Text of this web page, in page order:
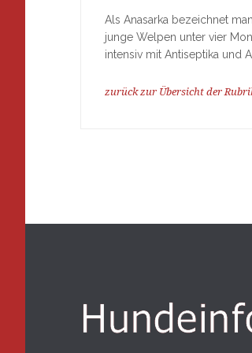
Als Anasarka bezeichnet
junge Welpen unter vier
intensiv mit Antiseptika und
zurück zur Übersicht der